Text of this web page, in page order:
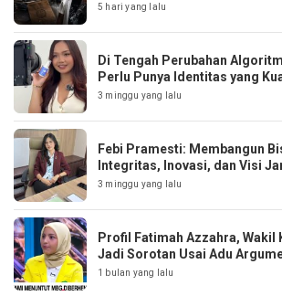
5 hari yang lalu
Di Tengah Perubahan
Perlu Punya Identitas yang
3 minggu yang lalu
Febi Pramesti: Membangun
Integritas, Inovasi, dan Visi
3 minggu yang lalu
Profil Fatimah Azzahra, Wakil
Jadi Sorotan Usai Adu
1 bulan yang lalu